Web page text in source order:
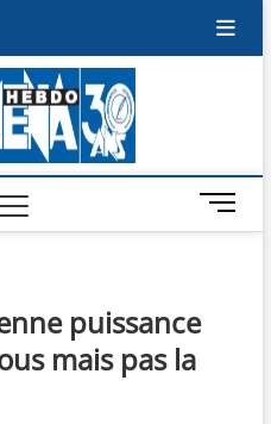
M
e
puissance
mais pas la